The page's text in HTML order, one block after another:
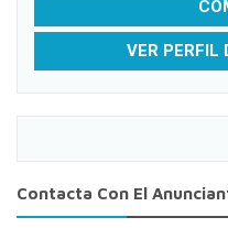
VER PERFIL
Contacta Con El